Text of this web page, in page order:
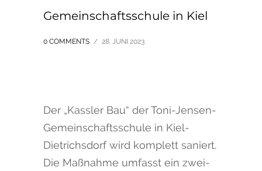
Gemeinschaftsschule in Kiel
0 COMMENTS / 28. JUNI 2023
Der „Kassler Bau“ der Toni-Jensen-
Gemeinschaftsschule in Kiel-
Dietrichsdorf wird komplett saniert.
Die Maßnahme umfasst ein zwei-